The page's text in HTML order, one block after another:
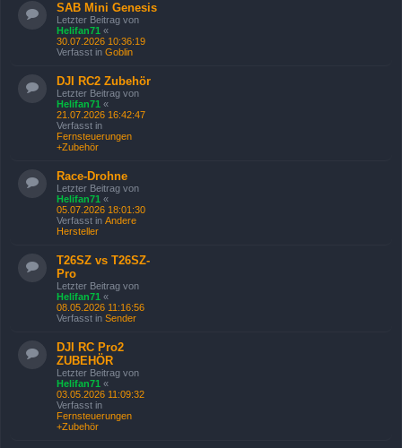
SAB Mini Genesis
Letzter Beitrag von
Helifan71 «
30.07.2026 10:36:19
Verfasst in Goblin
DJI RC2 Zubehör
Letzter Beitrag von
Helifan71 «
21.07.2026 16:42:47
Verfasst in
Fernsteuerungen
+Zubehör
Race-Drohne
Letzter Beitrag von
Helifan71 «
05.07.2026 18:01:30
Verfasst in Andere
Hersteller
T26SZ vs T26SZ-
Pro
Letzter Beitrag von
Helifan71 «
08.05.2026 11:16:56
Verfasst in Sender
DJI RC Pro2
ZUBEHÖR
Letzter Beitrag von
Helifan71 «
03.05.2026 11:09:32
Verfasst in
Fernsteuerungen
+Zubehör